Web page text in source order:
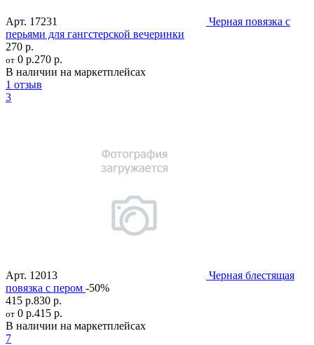
Арт. 17231
Черная повязка с
перьями для гангстерской вечеринки
270 р.
от 0 р.270 р.
В наличии на маркетплейсах
1 отзыв
3
Арт. 12013
Черная блестящая
повязка с пером -50%
415 р.830 р.
от 0 р.415 р.
В наличии на маркетплейсах
7